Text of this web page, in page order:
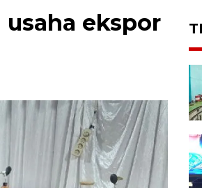
ekspor